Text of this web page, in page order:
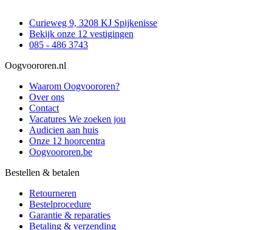
Curieweg 9, 3208 KJ Spijkenisse
Bekijk onze 12 vestigingen
085 - 486 3743
Oogvoororen.nl
Waarom Oogvoororen?
Over ons
Contact
Vacatures We zoeken jou
Audicien aan huis
Onze 12 hoorcentra
Oogvoororen.be
Bestellen & betalen
Retourneren
Bestelprocedure
Garantie & reparaties
Betaling & verzending